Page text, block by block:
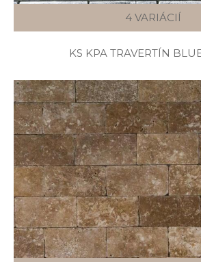
4 VARIÁCIÍ
KS KPA TRAVERTÍN